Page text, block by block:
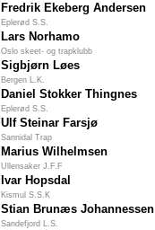
Fredrik Ekeberg Andersen
Eplerød S.S.
Lars Norhamo
Oslo skeet- og trapklubb
Sigbjørn Løes
Bergen L.K.
Daniel Stokker Thingnes
Eplerød S.S.
Ulf Steinar Farsjø
Sannidal Trap
Marius Wilhelmsen
Ullensaker J.F.F
Ivar Hopsdal
Kismul S.S.K
Stian Brunæs Johannessen
Sandefjord L.S.